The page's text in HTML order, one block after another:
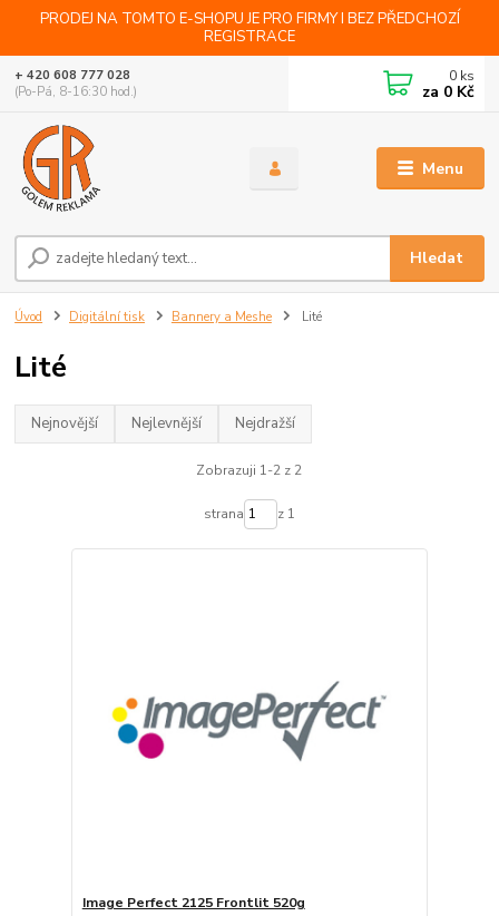
PRODEJ NA TOMTO E-SHOPU JE PRO FIRMY I BEZ PŘEDCHOZÍ
REGISTRACE
Menu
Hledat
+ 420 608 777 028
(Po-Pá, 8-16:30 hod.)
0 ks
za 0 Kč
Úvod Digitální tisk Bannery a Meshe Lité
Lité
Nejnovější Nejlevnější Nejdražší
Zobrazuji 1-2 z 2
strana z 1
Image Perfect 2125 Frontlit 520g